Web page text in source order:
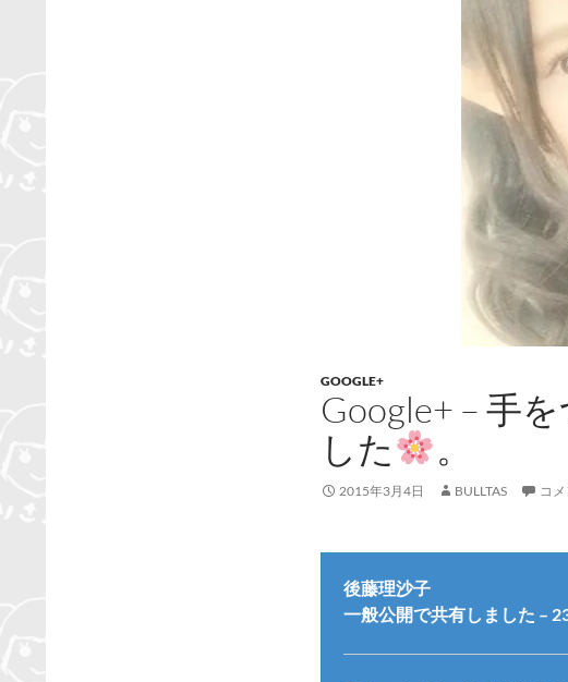
GOOGLE+
Google+ – 手
した
。
2015年3月4日 BULLTAS コ
後藤理沙子
一般公開で共有しました –